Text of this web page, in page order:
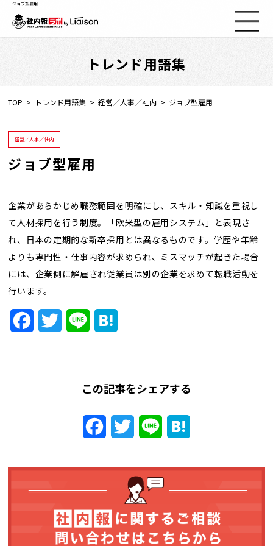
社内報ノウハウ
セミナー情報
Web社内報
資料コーナー
動画コーナー
支援実績
トレンド用語集
社長ブログ
ジョブ型雇用
トレンド用語集
TOP トレンド用語集 経営／人事／社内 ジョブ型雇用
経営／人事／社内
ジョブ型雇用
企業があらかじめ職務範囲を明確にし、スキル・知識を重視し
て人材採用を行う制度。「欧米型の雇用システム」と表現さ
れ、日本の定期的な新卒採用とは異なるものです。学歴や年齢
よりも専門性・仕事内容が求められ、ミスマッチが起きた場合
には、企業側に解雇され従業員は別の企業を求めて転職活動を
行います。
FacebookTwitter Line
この記事をシェアする
FacebookTwitter Line